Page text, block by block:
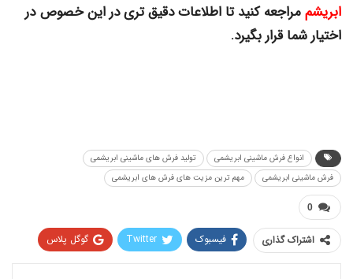
ابریشممراجعه کنید تا اطلاعات دقیق تری در این خصوص در
اختیار شما قرار بگیرد.
انواع فرش ماشینی ابریشمی
تولید فرش های ماشینی ابریشمی
فرش ماشینی ابریشمی
مهم ترین مزیت های فرش های ابریشمی
0
اشتراک گذاری فیسبوک Twitter
گوگل پلاس